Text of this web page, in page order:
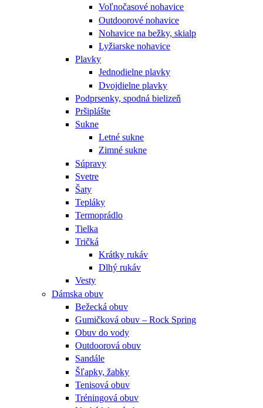
Voľnočasové nohavice
Outdoorové nohavice
Nohavice na bežky, skialp
Lyžiarske nohavice
Plavky
Jednodielne plavky
Dvojdielne plavky
Podprsenky, spodná bielizeň
Pršiplášte
Sukne
Letné sukne
Zimné sukne
Súpravy
Svetre
Šaty
Tepláky
Termoprádlo
Tielka
Tričká
Krátky rukáv
Dlhý rukáv
Vesty
Dámska obuv
Bežecká obuv
Gumičková obuv – Rock Spring
Obuv do vody
Outdoorová obuv
Sandále
Šľapky, žabky
Tenisová obuv
Tréningová obuv